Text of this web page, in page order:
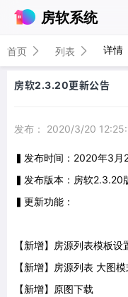
房软系统
首页 列表 详情
房软2.3.20更新公告
发布： 2020/3/20
▍发布时间：2020年3月
▍发布版本：房软2.3.20
▍更新功能：
【新增】房源列表模板设
【新增】房源列表 大图
【新增】原图下载